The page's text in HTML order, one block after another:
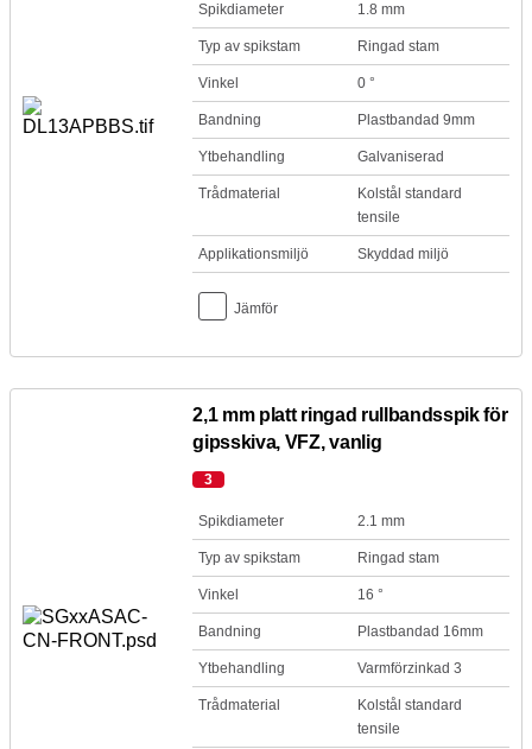
Spikdiameter 1.8 mm
Typ av spikstam Ringad stam
Vinkel 0 °
Bandning Plastbandad 9mm
Ytbehandling Galvaniserad
Trådmaterial
Kolstål standard
tensile
Applikationsmiljö Skyddad miljö
Jämför
2,1 mm platt ringad rullbandsspik för
gipsskiva, VFZ, vanlig
3
Spikdiameter 2.1 mm
Typ av spikstam Ringad stam
Vinkel 16 °
Bandning Plastbandad 16mm
Ytbehandling Varmförzinkad 3
Trådmaterial
Kolstål standard
tensile